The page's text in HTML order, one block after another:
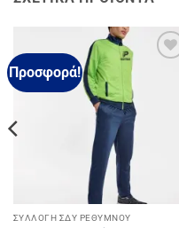
Προσφορά!
ΣΥΛΛΟΓΉ ΣΔΥ ΡΕΘΎΜΝΟΥ